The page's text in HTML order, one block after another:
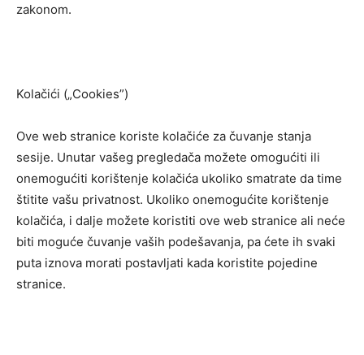
zakonom.
Kolačići („Cookies”)
Ove web stranice koriste kolačiće za čuvanje stanja
sesije. Unutar vašeg pregledača možete omogućiti ili
onemogućiti korištenje kolačića ukoliko smatrate da time
štitite vašu privatnost. Ukoliko onemogućite korištenje
kolačića, i dalje možete koristiti ove web stranice ali neće
biti moguće čuvanje vaših podešavanja, pa ćete ih svaki
puta iznova morati postavljati kada koristite pojedine
stranice.